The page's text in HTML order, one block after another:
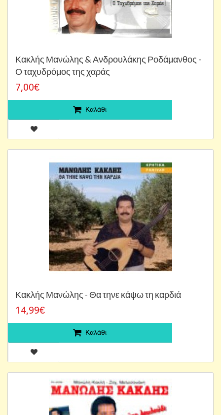
Κακλής Μανώλης & Ανδρουλάκης Ροδάμανθος -
Ο ταχυδρόμος της χαράς
7,00€
Καλάθι
Κακλής Μανώλης - Θα τηνε κάψω τη καρδιά
14,99€
Καλάθι